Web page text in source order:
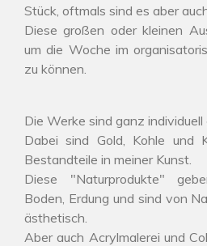
Stück, oftmals sind es aber
Diese großen oder kleinen
um die Woche im
zu können.
Die Werke sind ganz
Dabei sind Gold, Kohle und
Bestandteile in meiner Kunst.
Diese "Naturprodukte"
Boden, Erdung und sind von
ästhetisch.
Aber auch Acrylmalerei und